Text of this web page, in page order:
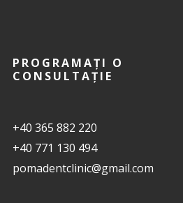
PROGRAMAȚI O
CONSULTAȚIE
+40 365 882 220
+40 771 130 494
pomadentclinic@gmail.com